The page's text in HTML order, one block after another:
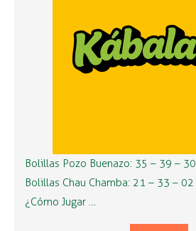
Bolillas Pozo Buenazo: 35 – 39 –
Bolillas Chau Chamba: 21 – 33 –
¿Cómo Jugar …